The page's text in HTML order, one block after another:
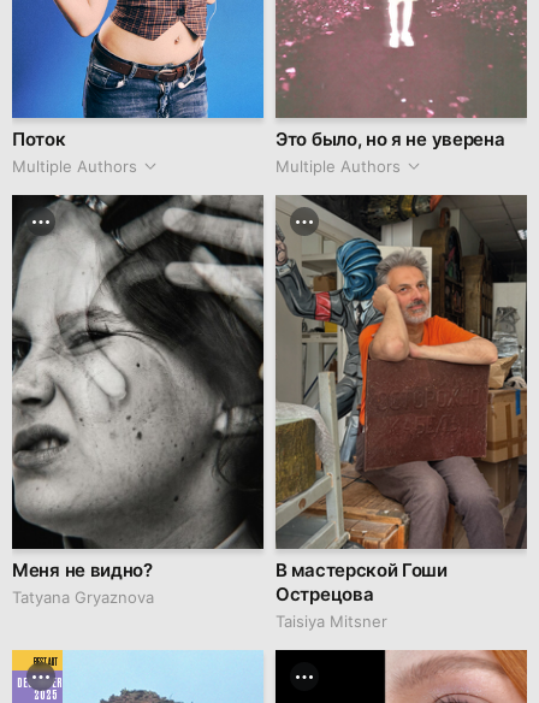
Поток
Multiple Authors
Это было, но я не уверена
Multiple Authors
Меня не видно?
Tatyana Gryaznova
В мастерской Гоши
Острецова
Taisiya Mitsner
BEST ART
DECEMBER
2025